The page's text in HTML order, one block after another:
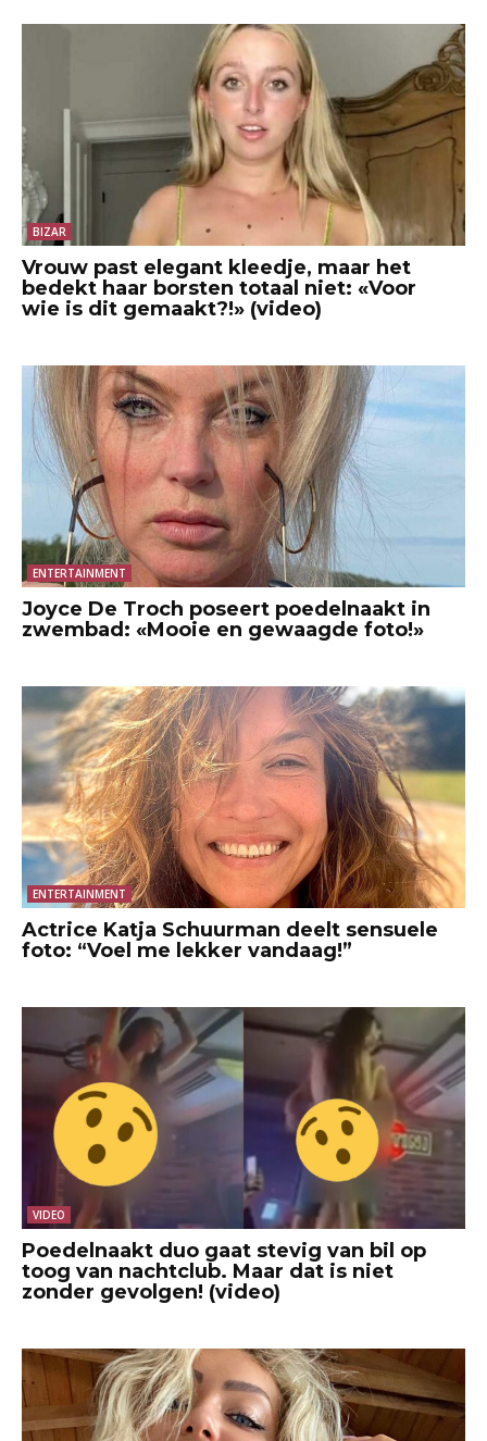
BIZAR
Vrouw past elegant kleedje, maar het
bedekt haar borsten totaal niet: «Voor
wie is dit gemaakt?!» (video)
ENTERTAINMENT
Joyce De Troch poseert poedelnaakt in
zwembad: «Mooie en gewaagde foto!»
ENTERTAINMENT
Actrice Katja Schuurman deelt sensuele
foto: “Voel me lekker vandaag!”
VIDEO
Poedelnaakt duo gaat stevig van bil op
toog van nachtclub. Maar dat is niet
zonder gevolgen! (video)